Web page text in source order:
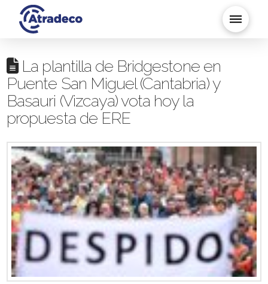
La plantilla de Bridgestone en
Puente San Miguel (Cantabria) y
Basauri (Vizcaya) vota hoy la
propuesta de ERE